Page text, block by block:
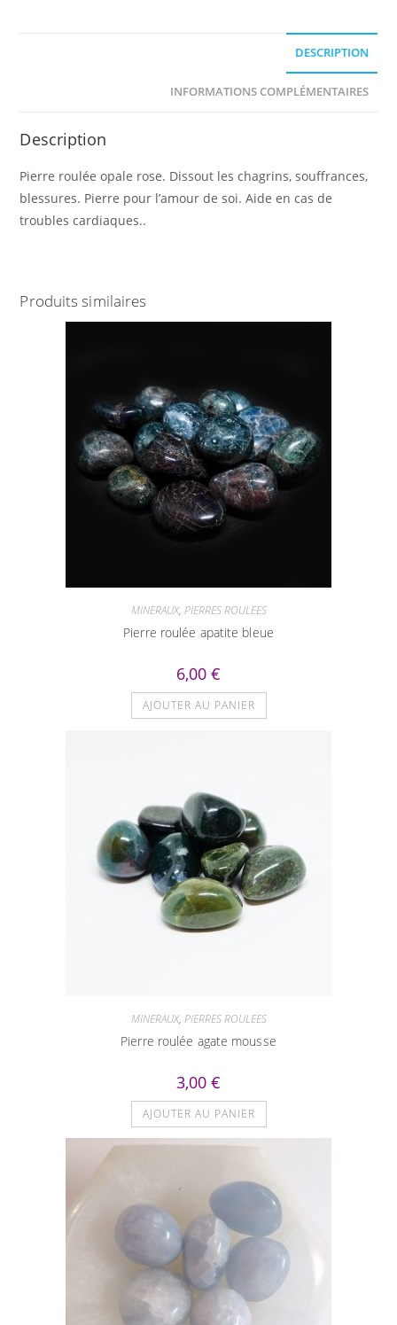
DESCRIPTION
INFORMATIONS COMPLÉMENTAIRES
Description
Pierre roulée opale rose. Dissout les chagrins, souffrances,
blessures. Pierre pour l’amour de soi. Aide en cas de
troubles cardiaques..
Produits similaires
MINERAUX, PIERRES ROULEES
Pierre roulée apatite bleue
6,00 €
AJOUTER AU PANIER
MINERAUX, PIERRES ROULEES
Pierre roulée agate mousse
3,00 €
AJOUTER AU PANIER